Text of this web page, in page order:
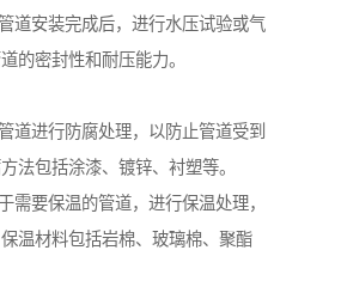
道安装完成后，进行水压试验或气
的密封性和耐压能力。
道进行防腐处理，以防止管道受到
法包括涂漆、镀锌、衬塑等。
要保温的管道，进行保温处理，
温材料包括岩棉、玻璃棉、聚酯